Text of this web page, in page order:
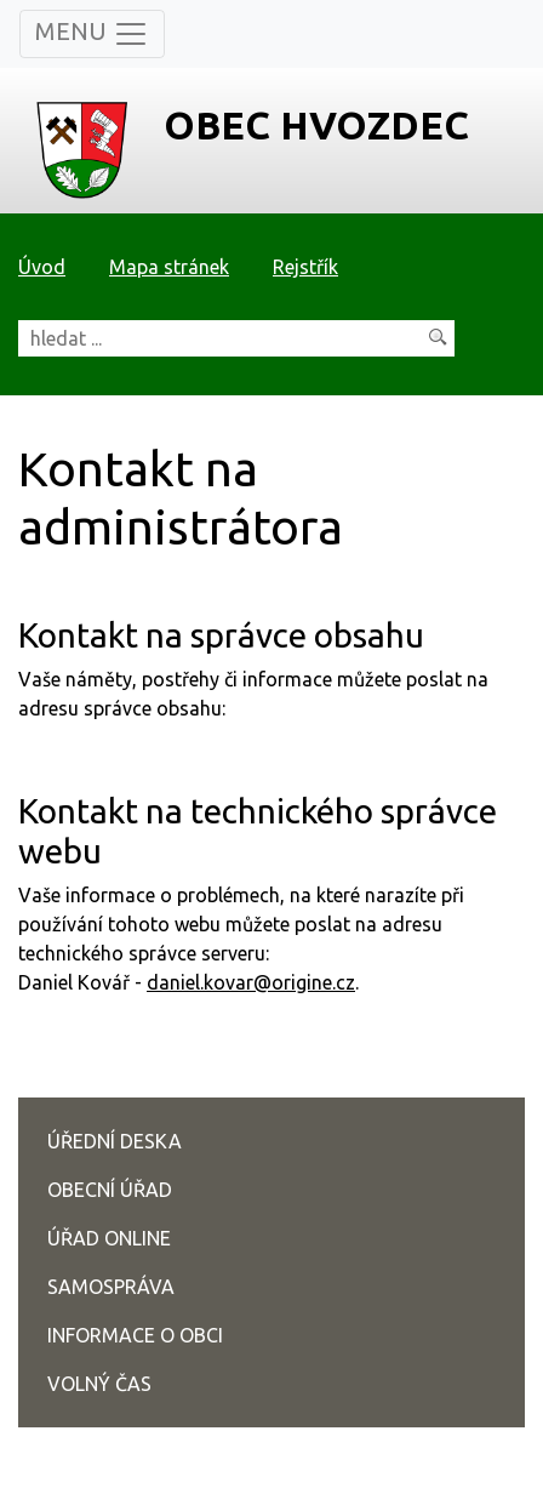
MENU
OBEC HVOZDEC
Úvod Mapa stránek Rejstřík
Kontakt na
administrátora
Kontakt na správce obsahu
Vaše náměty, postřehy či informace můžete poslat na
adresu správce obsahu:
Kontakt na technického správce
webu
Vaše informace o problémech, na které narazíte při
používání tohoto webu můžete poslat na adresu
technického správce serveru:
Daniel Kovář - daniel.kovar@origine.cz.
ÚŘEDNÍ DESKA
OBECNÍ ÚŘAD
ÚŘAD ONLINE
SAMOSPRÁVA
INFORMACE O OBCI
VOLNÝ ČAS